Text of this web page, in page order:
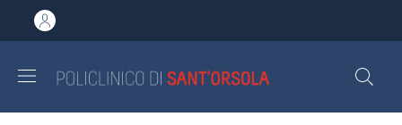
al contenuto principale
to footer content